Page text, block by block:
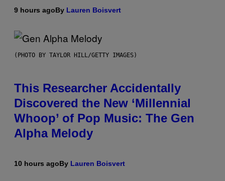
9 hours agoBy Lauren Boisvert
(PHOTO BY TAYLOR HILL/GETTY IMAGES)
This Researcher Accidentally
Discovered the New ‘Millennial
Whoop’ of Pop Music: The Gen
Alpha Melody
10 hours agoBy Lauren Boisvert